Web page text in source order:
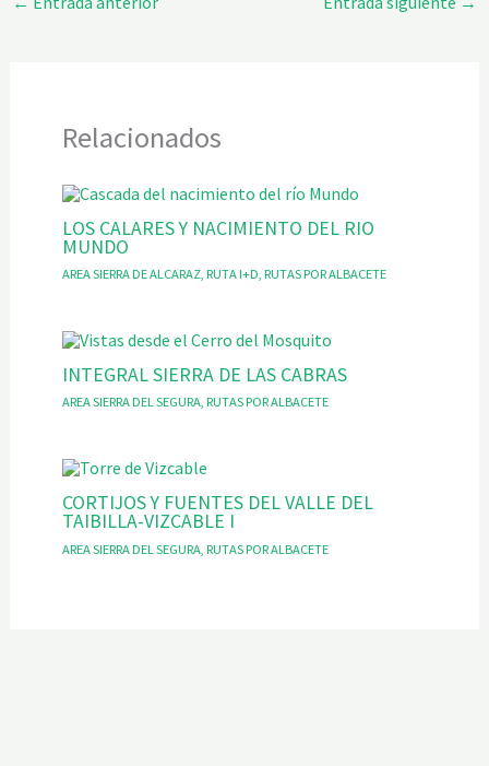
Relacionados
LOS CALARES Y NACIMIENTO DEL RIO
MUNDO
AREA SIERRA DE ALCARAZ, RUTA I+D, RUTAS POR ALBACETE
INTEGRAL SIERRA DE LAS CABRAS
AREA SIERRA DEL SEGURA, RUTAS POR ALBACETE
CORTIJOS Y FUENTES DEL VALLE DEL
TAIBILLA-VIZCABLE I
AREA SIERRA DEL SEGURA, RUTAS POR ALBACETE